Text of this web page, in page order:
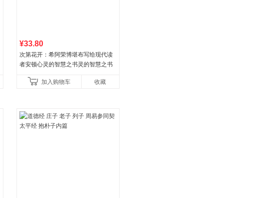
¥33.80
次第花开：希阿荣博堪布写给现代读
者安顿心灵的智慧之书灵的智慧之书
加入购物车 收藏